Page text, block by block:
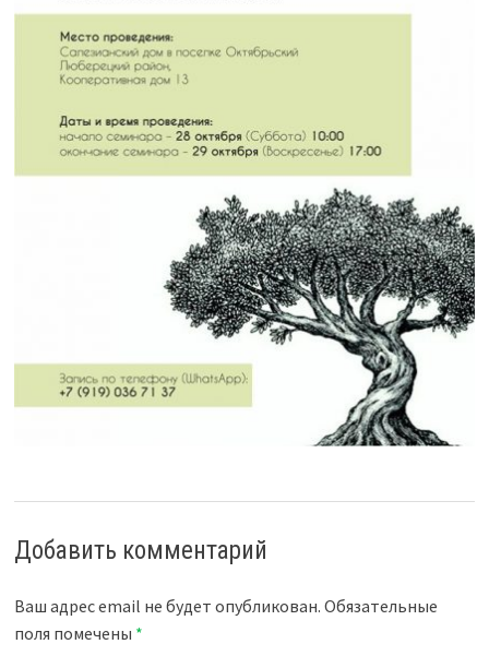
Добавить комментарий
Ваш адрес email не будет опубликован. Обязательные
поля помечены *